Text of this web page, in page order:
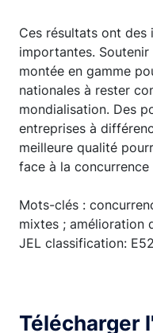
Ces résultats ont
importantes.
montée en gamme
nationales à rester
mondialisation. Des
entreprises à
meilleure qualité
face à la concurrence
Mots-clés :
mixtes ; amélioration
JEL classification:
Télécharger